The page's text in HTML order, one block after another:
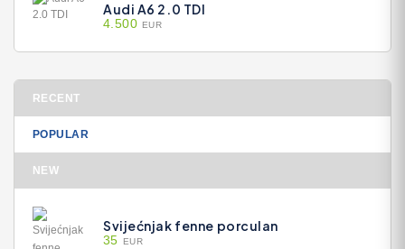
Audi A6 2.0 TDI
4.500 EUR
RECENT
POPULAR
NEW
Svijećnjak fenne porculan
35 EUR